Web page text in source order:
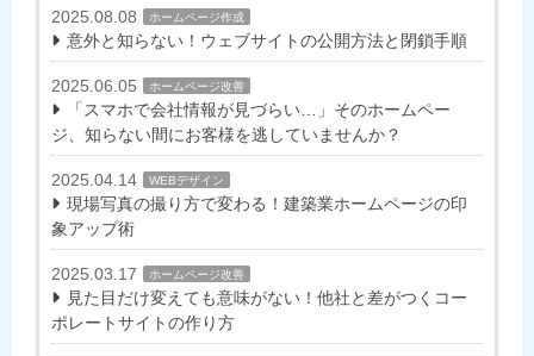
2025.08.08 ホームページ作成
意外と知らない！ウェブサイトの公開方法と閉鎖手順
2025.06.05 ホームページ改善
「スマホで会社情報が見づらい…」そのホームペー
ジ、知らない間にお客様を逃していませんか？
2025.04.14 WEBデザイン
現場写真の撮り方で変わる！建築業ホームページの印
象アップ術
2025.03.17 ホームページ改善
見た目だけ変えても意味がない！他社と差がつくコー
ポレートサイトの作り方